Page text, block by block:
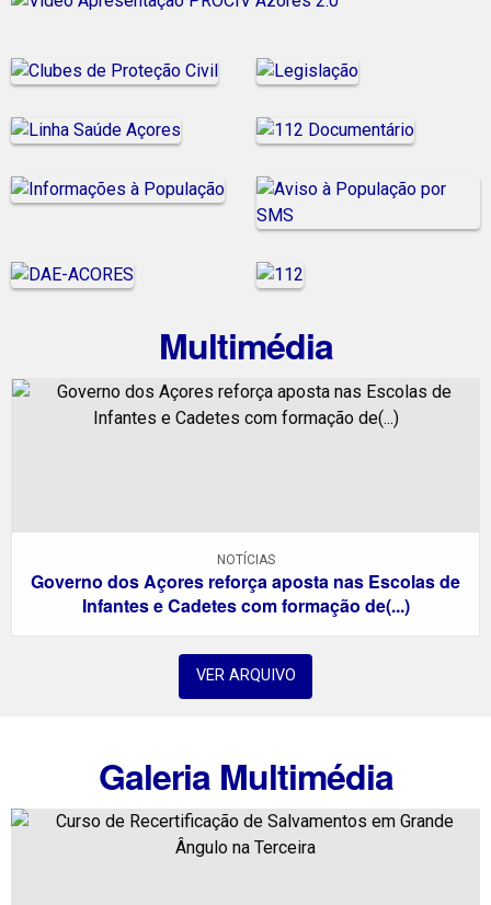
Multimédia
NOTÍCIAS
Governo dos Açores reforça aposta nas Escolas de
Infantes e Cadetes com formação de(...)
VER ARQUIVO
Galeria Multimédia